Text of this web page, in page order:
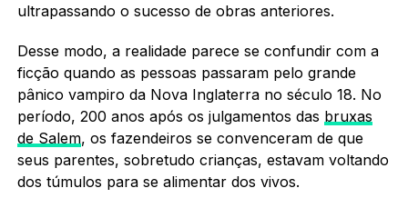
ultrapassando o sucesso de obras anteriores.
Desse modo, a realidade parece se confundir com a
ficção quando as pessoas passaram pelo grande
pânico vampiro da Nova Inglaterra no século 18. No
período, 200 anos após os julgamentos das bruxas
de Salem, os fazendeiros se convenceram de que
seus parentes, sobretudo crianças, estavam voltando
dos túmulos para se alimentar dos vivos.